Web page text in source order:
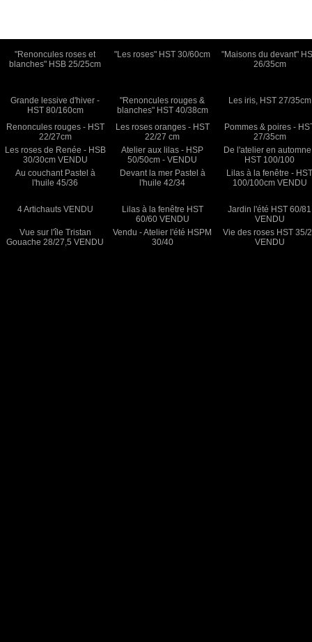
"Renoncules roses et
blanches" HSB 25/25cm
"Les roses" HST 30/60cm
"Maisons du devant"
26/35cm
Grande lessive d'hiver -
HST 80/160cm
"Renoncules rouges &
blanches" HST 40/38cm
Les iris, HST 27/35cm
Renoncules rouges - HST
22/27cm
Les roses oranges - HST
22/27 cm
Pommes & poires -
27/35cm
Les roses de Renée - HSB
30/30cm VENDU
Atelier aux lilas - HSP
50/50cm - VENDU
De l'atelier en
HST 100/100
Au couchant Pastel à
l'huile 45/36
Devant la mer Pastel à
l'huile 42/34
Lilas à la fenêtre -
100/100cm VENDU
4 Artichauts VENDU
Lilas à la fenêtre HST
60/60 VENDU
Jardin l'été HST 60/81
VENDU
Vue sur l'île Tristan
Gouache 28/27,5 VENDU
Vendu - Atelier l'été HSPM
30/40
Vie des roses HST 35/
VENDU